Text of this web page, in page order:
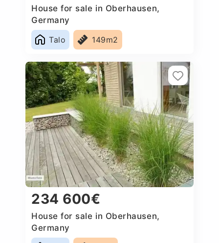
House for sale in Oberhausen,
Germany
Talo
149m2
234 600€
House for sale in Oberhausen,
Germany